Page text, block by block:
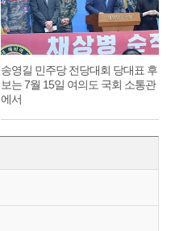
송영길 민주당 전당대회 당대표 후
보는 7월 15일 여의도 국회 소통관
에서